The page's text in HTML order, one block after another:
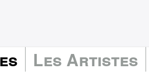
Les Artistes